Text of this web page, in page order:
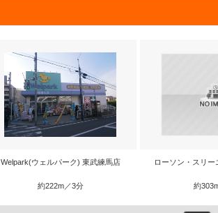
Welpark(ウェルパーク) 東武練馬店
約222m／3分
ローソン・スリ
約